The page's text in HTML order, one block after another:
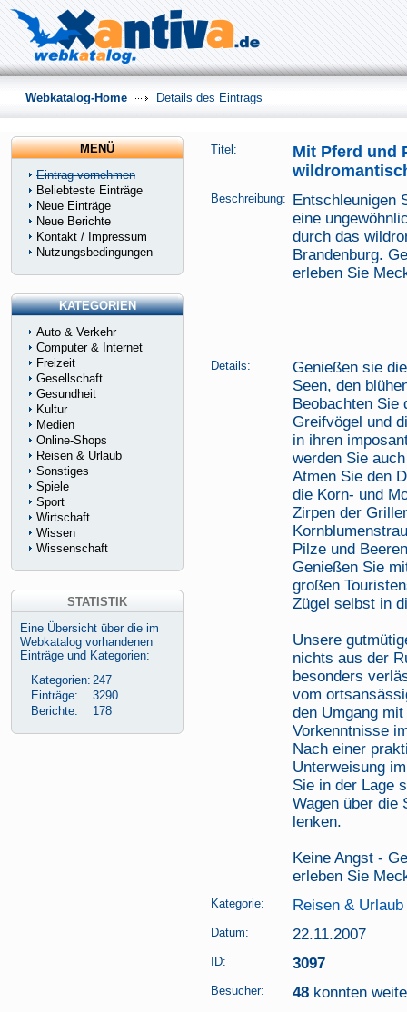
Titel:
Mit Pferd und
Beschreibung: Entschleunigen
eine
durch das
Brandenburg.
erleben Sie
Details:
Genießen sie
Seen, den
Beobachten Sie
Greifvögel und
in ihren
werden Sie
Atmen Sie den
die Korn- und
Zirpen der
Pilze und
Genießen Sie
großen
Zügel selbst in
Unsere
nichts aus der
besonders
vom
den Umgang
Vorkenntnisse
Nach einer
Unterweisung
Sie in der Lage
Wagen über die
lenken.
Keine Angst -
erleben Sie
Kategorie: Reisen & Urlaub
Datum: 22.11.2007
ID: 3097
Besucher: 48 konnten
Webkatalog-Home Details des Eintrags
MENÜ
Eintrag vornehmen
Beliebteste Einträge
Neue Einträge
Neue Berichte
Kontakt / Impressum
Nutzungsbedingungen
KATEGORIEN
Auto & Verkehr
Computer & Internet
Freizeit
Gesellschaft
Gesundheit
Kultur
Medien
Online-Shops
Reisen & Urlaub
Sonstiges
Spiele
Sport
Wirtschaft
Wissen
Wissenschaft
STATISTIK
Eine Übersicht über die im
Webkatalog vorhandenen
Einträge und Kategorien:
Kategorien: 247
Einträge:
3290
Berichte:
178